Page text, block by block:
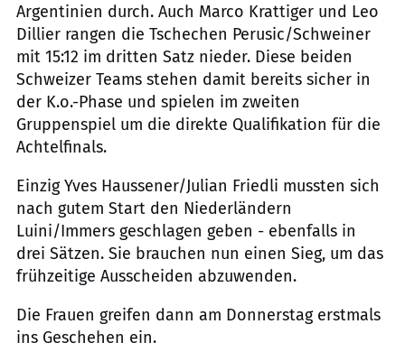
Argentinien durch. Auch Marco Krattiger und Leo
Dillier rangen die Tschechen Perusic/Schweiner
mit 15:12 im dritten Satz nieder. Diese beiden
Schweizer Teams stehen damit bereits sicher in
der K.o.-Phase und spielen im zweiten
Gruppenspiel um die direkte Qualifikation für die
Achtelfinals.
Einzig Yves Haussener/Julian Friedli mussten sich
nach gutem Start den Niederländern
Luini/Immers geschlagen geben - ebenfalls in
drei Sätzen. Sie brauchen nun einen Sieg, um das
frühzeitige Ausscheiden abzuwenden.
Die Frauen greifen dann am Donnerstag erstmals
ins Geschehen ein.